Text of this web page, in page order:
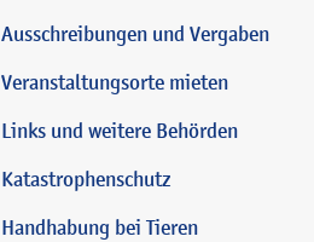
Ausschreibungen und Vergaben
Veranstaltungsorte mieten
Links und weitere Behörden
Katastrophenschutz
Handhabung bei Tieren